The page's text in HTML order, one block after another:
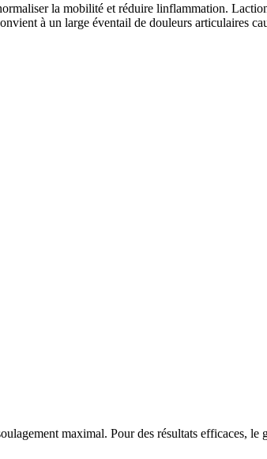
la mobilité et réduire linflammation.
à un large éventail de douleurs articulaires
maximal. Pour des résultats efficaces,